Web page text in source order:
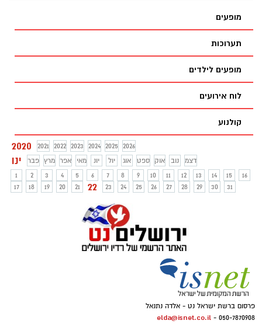
מופעים
תערוכות
מופעים לילדים
לוח אירועים
קולנוע
2020 2021 2022 2023 2024 2025 2026
ינו פבר מרץ אפר מאי יונ יול אוג ספט אוק נוב
דצמ
1
2 3 4 5 6 7 8 9 10 11 12 13 14 15
16
17
18 19 20 21 22 23 24 25 26 27 28 29 30 31
פרסום ברשת ישראל נט - אלדה נתנאל
050-7870908 -
elda@isnet.co.il